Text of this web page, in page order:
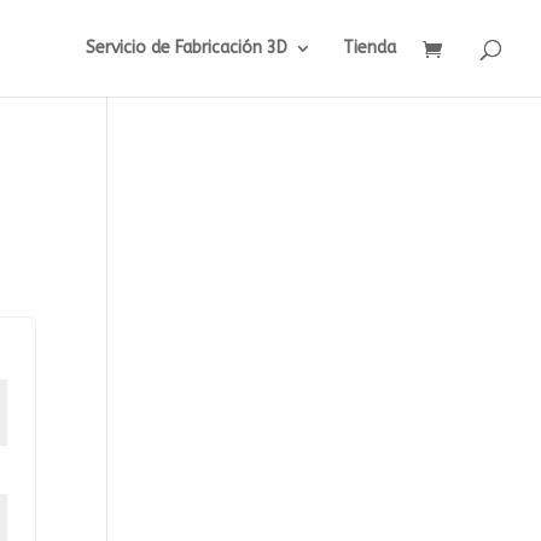
Servicio de Fabricación 3D Tienda